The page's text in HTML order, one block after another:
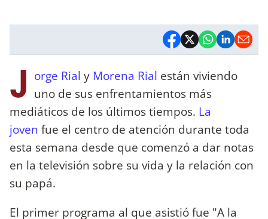
J orge Rial y Morena Rial están viviendo
uno de sus enfrentamientos más
mediáticos de los últimos tiempos. La
joven fue el centro de atención durante toda
esta semana desde que comenzó a dar notas
en la televisión sobre su vida y la relación con
su papá.
El primer programa al que asistió fue "A la